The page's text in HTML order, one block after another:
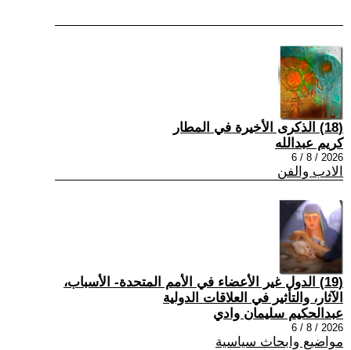
(18) الذكرى الأخيرة في المطار
كريم عبدالله
2026 / 8 / 6
الادب والفن
(19) الدول غير الأعضاء في الأمم المتحدة- الأسباب،
الآثار، والتأثير في العلاقات الدولية
عبدالحكيم سليمان وادي
2026 / 8 / 6
مواضيع وابحاث سياسية